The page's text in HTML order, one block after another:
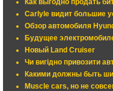
Как выгодно продать
Carlyle видит большие
Обзор автомобиля
Будущее
Новый Land Cruiser
Чи вигідно привозити
Какими должны быть
Muscle cars, но не